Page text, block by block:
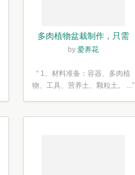
多肉植物盆栽制作，只需
简单6步
by 爱养花
“ 1、材料准备：容器、多肉植
物、工具、营养土、颗粒土。 ...”